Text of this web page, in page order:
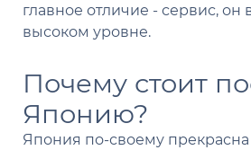
главное отличие - сервис, он
высоком уровне.
Почему стоит
Японию?
Япония по-своему